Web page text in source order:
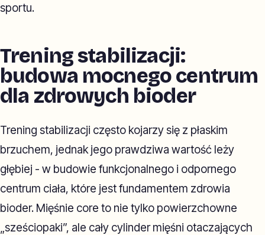
sportu.
Trening stabilizacji:
budowa mocnego centrum
dla zdrowych bioder
Trening stabilizacji często kojarzy się z płaskim
brzuchem, jednak jego prawdziwa wartość leży
głębiej - w budowie funkcjonalnego i odpornego
centrum ciała, które jest fundamentem zdrowia
bioder. Mięśnie core to nie tylko powierzchowne
„sześciopaki”, ale cały cylinder mięśni otaczających